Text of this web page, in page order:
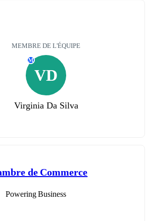
MEMBRE DE L'ÉQUIPE
VD
M
Virginia Da Silva
de Commerce
Powering Business